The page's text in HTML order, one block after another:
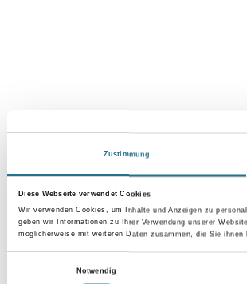
Zustimmung
Diese Webseite verwendet Cookies
Wir verwenden Cookies, um Inhalte und Anzeigen zu
geben wir Informationen zu Ihrer Verwendung unserer
möglicherweise mit weiteren Daten zusammen, die Sie
Notwendig